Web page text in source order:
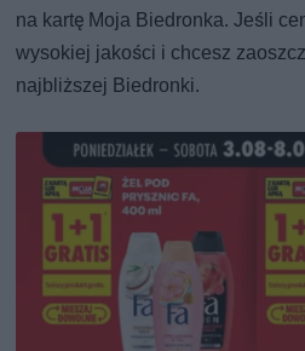
na kartę Moja Biedronka. Jeśli
wysokiej jakości i chcesz
najbliższej Biedronki.